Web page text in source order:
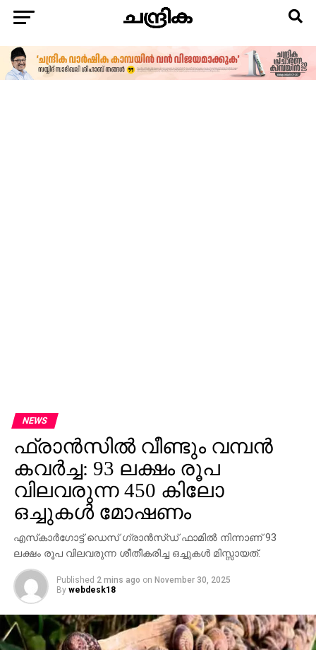
NEWS
ഫ്രാന്‍സില്‍ വീണ്ടും വമ്പന്‍
കവര്‍ച്ച: 93 ലക്ഷം രൂപ
വിലവരുന്ന 450 കിലോ
ഒച്ചുകള്‍ മോഷണം
എസ്‌കാര്‍ഗോട്ട് ഡെസ് ഗ്രാന്‍സ്ഡ് ഫാമില്‍ നിന്നാണ് 93
ലക്ഷം രൂപ വിലവരുന്ന ശീതീകരിച്ച ഒച്ചുകള്‍ മിസ്സായത്.
Published 2 mins ago on November 30, 2025
By webdesk18